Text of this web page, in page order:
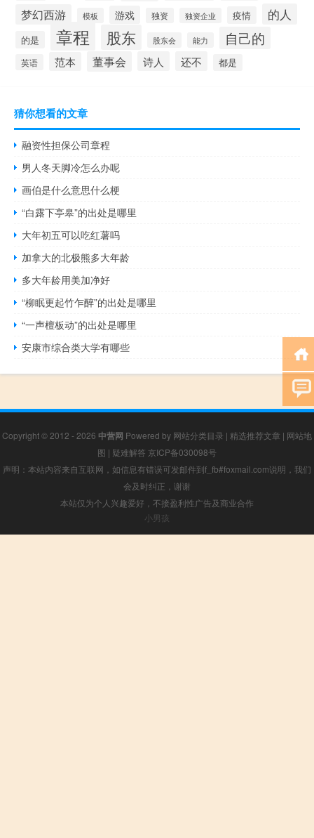
梦幻西游 模板 游戏 独资 独资企业 疫情 的人
的是 章程 股东 股东会 能力 自己的
英语 范本 董事会 诗人 还不 都是
猜你想看的文章
融资性担保公司章程
男人冬天脚冷怎么办呢
画伯是什么意思什么梗
“白露下亭皋”的出处是哪里
大年初五可以吃红薯吗
加拿大的北极熊多大年龄
多大年龄用美加净好
“柳眠更起竹乍醉”的出处是哪里
“一声檀板动”的出处是哪里
安康市综合类大学有哪些
Copyright © 2012 - 2026 中营网 Powered by 网站分类目录 | 精选推荐文章 | 网站地
图 | 疑难解答 京ICP备030098号
声明：本站内容来自互联网，如信息有错误可发邮件到f_fb#foxmail.com说明，我们
会及时纠正，谢谢
本站仅为个人兴趣爱好，不接盈利性广告及商业合作
小男孩